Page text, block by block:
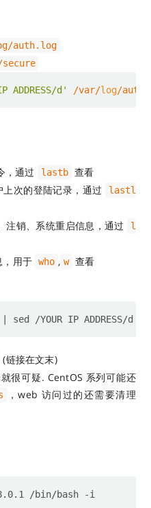
auth.log
ADDRESS/d' /var/log
，通过 lastb 查看
上次的登陆记录，通过
lastl
注销、系统重启信息，通过
l
，用于 who , w 查看
(链接在文末)
很可疑. CentOS 系列可能还
，web 访问过的还需要清理